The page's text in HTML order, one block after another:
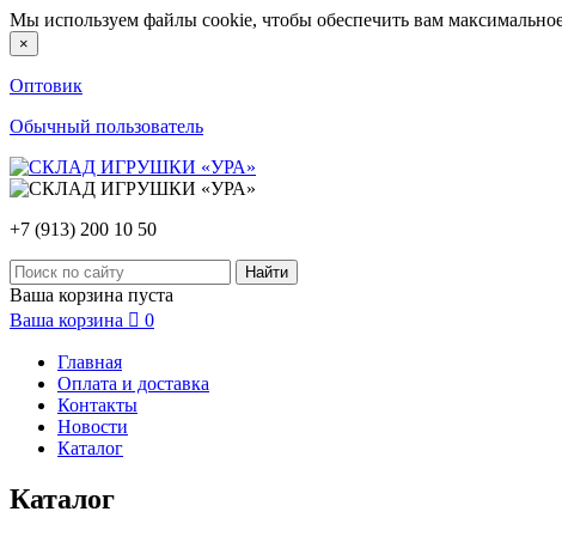
Мы используем файлы cookie, чтобы обеспечить вам
×
Оптовик
Обычный пользователь
+7 (913) 200 10 50
Ваша корзина пуста
Ваша корзина  0
Главная
Оплата и доставка
Контакты
Новости
Каталог
Каталог